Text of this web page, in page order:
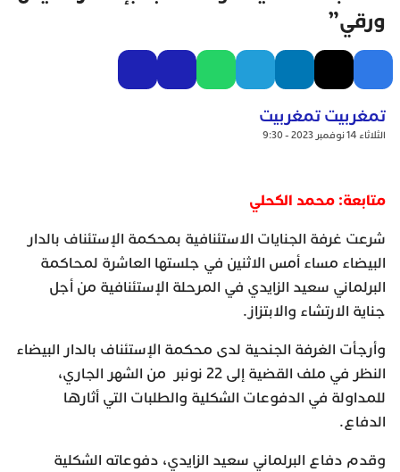
ورقي”
تمغربيت تمغربيت
الثلاثاء 14 نوفمبر 2023 - 9:30
متابعة: محمد الكحلي
شرعت غرفة الجنايات الاستئنافية بمحكمة الإستئناف بالدار
البيضاء مساء أمس الاثنين في جلستها العاشرة لمحاكمة
البرلماني سعيد الزايدي في المرحلة الإستئنافية من أجل
جناية الارتشاء والابتزاز.
وأرجأت الغرفة الجنحية لدى محكمة الإستئناف بالدار البيضاء
النظر في ملف القضية إلى 22 نونبر من الشهر الجاري،
للمداولة في الدفوعات الشكلية والطلبات التي أثارها
الدفاع.
وقدم دفاع البرلماني سعيد الزايدي، دفوعاته الشكلية